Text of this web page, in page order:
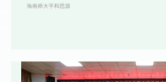
海南师大平和思源